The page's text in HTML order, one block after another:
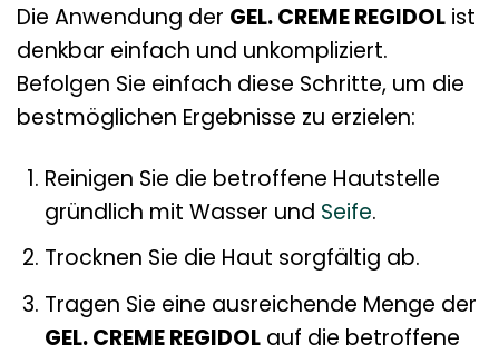
Die Anwendung der GEL. CREME REGIDOL ist
denkbar einfach und unkompliziert.
Befolgen Sie einfach diese Schritte, um die
bestmöglichen Ergebnisse zu erzielen:
Reinigen Sie die betroffene Hautstelle
gründlich mit Wasser und Seife.
Trocknen Sie die Haut sorgfältig ab.
Tragen Sie eine ausreichende Menge der
GEL. CREME REGIDOLauf die betroffene